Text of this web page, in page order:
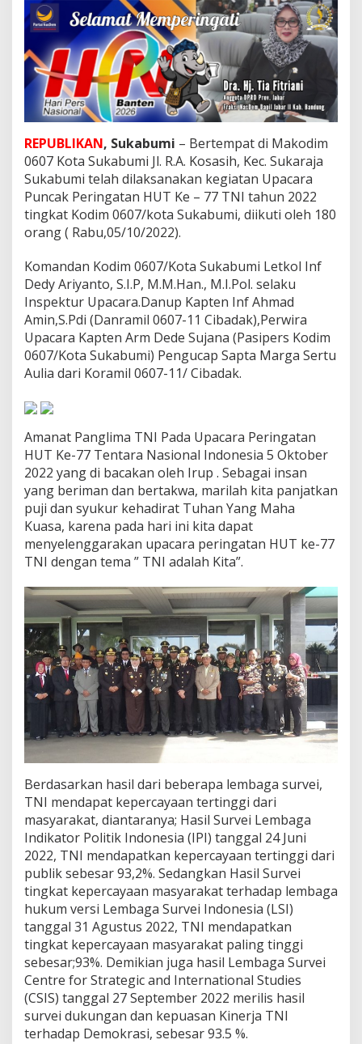
K
e
-
7
7
M
e
n
g
s
u
n
g
T
e
a
"
T
N
A
d
a
i
t
a
"
REPUBLIKAN, Sukabumi – Bertempat di Makodim
0607 Kota Sukabumi Jl. R.A. Kosasih, Kec. Sukaraja
Sukabumi telah dilaksanakan kegiatan Upacara
Puncak Peringatan HUT Ke – 77 TNI tahun 2022
tingkat Kodim 0607/kota Sukabumi, diikuti oleh 180
orang ( Rabu,05/10/2022).
Komandan Kodim 0607/Kota Sukabumi Letkol Inf
Dedy Ariyanto, S.I.P, M.M.Han., M.I.Pol. selaku
Inspektur Upacara.Danup Kapten Inf Ahmad
Amin,S.Pdi (Danramil 0607-11 Cibadak),Perwira
Upacara Kapten Arm Dede Sujana (Pasipers Kodim
0607/Kota Sukabumi) Pengucap Sapta Marga Sertu
Aulia dari Koramil 0607-11/ Cibadak.
Amanat Panglima TNI Pada Upacara Peringatan
HUT Ke-77 Tentara Nasional Indonesia 5 Oktober
2022 yang di bacakan oleh Irup . Sebagai insan
yang beriman dan bertakwa, marilah kita panjatkan
puji dan syukur kehadirat Tuhan Yang Maha
Kuasa, karena pada hari ini kita dapat
menyelenggarakan upacara peringatan HUT ke-77
TNI dengan tema ” TNI adalah Kita”.
Berdasarkan hasil dari beberapa lembaga survei,
TNI mendapat kepercayaan tertinggi dari
masyarakat, diantaranya; Hasil Survei Lembaga
Indikator Politik Indonesia (IPI) tanggal 24 Juni
2022, TNI mendapatkan kepercayaan tertinggi dari
publik sebesar 93,2%. Sedangkan Hasil Survei
tingkat kepercayaan masyarakat terhadap lembaga
hukum versi Lembaga Survei Indonesia (LSI)
tanggal 31 Agustus 2022, TNI mendapatkan
tingkat kepercayaan masyarakat paling tinggi
sebesar;93%. Demikian juga hasil Lembaga Survei
Centre for Strategic and International Studies
(CSIS) tanggal 27 September 2022 merilis hasil
survei dukungan dan kepuasan Kinerja TNI
terhadap Demokrasi, sebesar 93.5 %.